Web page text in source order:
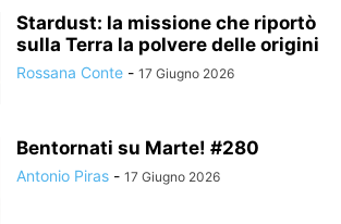
Stardust: la missione che riportò
sulla Terra la polvere delle origini
Rossana Conte - 17 Giugno 2026
Bentornati su Marte! #280
Antonio Piras - 17 Giugno 2026